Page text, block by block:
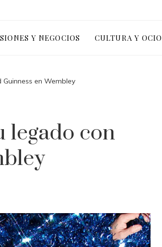
Y NEGOCIOS CULTURA Y OCIO
en Wembley
legado con